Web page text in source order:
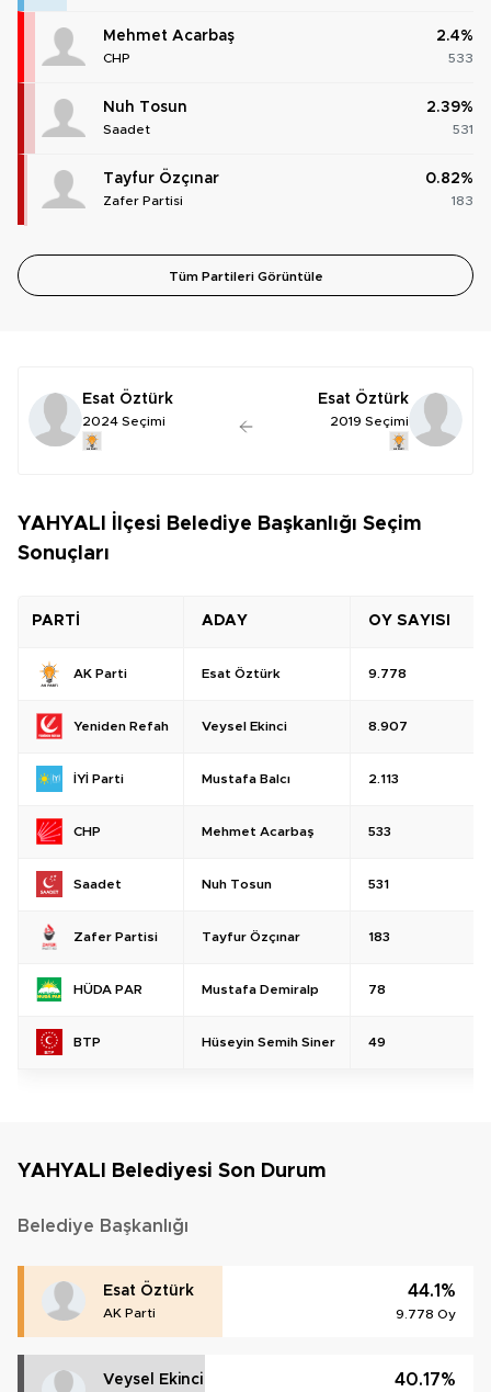
Mehmet Acarbaş
CHP
2.4%
533
Nuh Tosun
Saadet
2.39%
531
Tayfur Özçınar
Zafer Partisi
0.82%
183
Tüm Partileri Görüntüle
Esat Öztürk
2024 Seçimi
Esat Öztürk
2019 Seçimi
YAHYALI İlçesi Belediye Başkanlığı Seçim
Sonuçları
PARTİ ADAY OY SAYISI
AK Parti Esat Öztürk 9.778
Yeniden Refah Veysel Ekinci 8.907
İYİ Parti Mustafa Balcı 2.113
CHP Mehmet Acarbaş 533
Saadet Nuh Tosun 531
Zafer Partisi Tayfur Özçınar 183
HÜDA PAR Mustafa Demiralp 78
BTP Hüseyin Semih Siner 49
YAHYALI Belediyesi Son Durum
Belediye Başkanlığı
Esat Öztürk
AK Parti
44.1%
9.778 Oy
Veysel Ekinci 40.17%